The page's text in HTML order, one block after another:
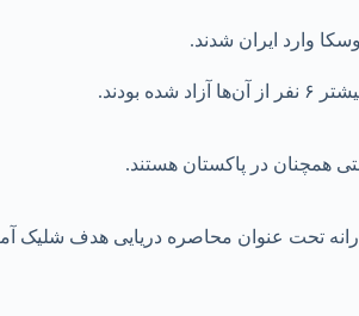
تحت عنوان محاصره دریایی هدف شلیک